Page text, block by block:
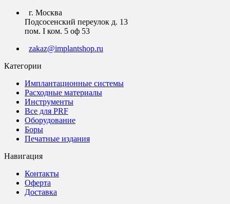
г. Москва
Подсосенский переулок д. 13
пом. I ком. 5 оф 53
zakaz@implantshop.ru
Категории
Имплантационные системы
Расходные материалы
Инструменты
Все для PRF
Оборудование
Боры
Печатные издания
Навигация
Контакты
Оферта
Доставка